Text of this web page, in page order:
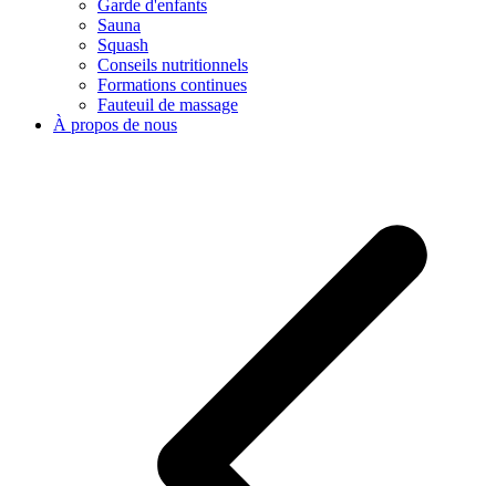
Garde d'enfants
Sauna
Squash
Conseils nutritionnels
Formations continues
Fauteuil de massage
À propos de nous